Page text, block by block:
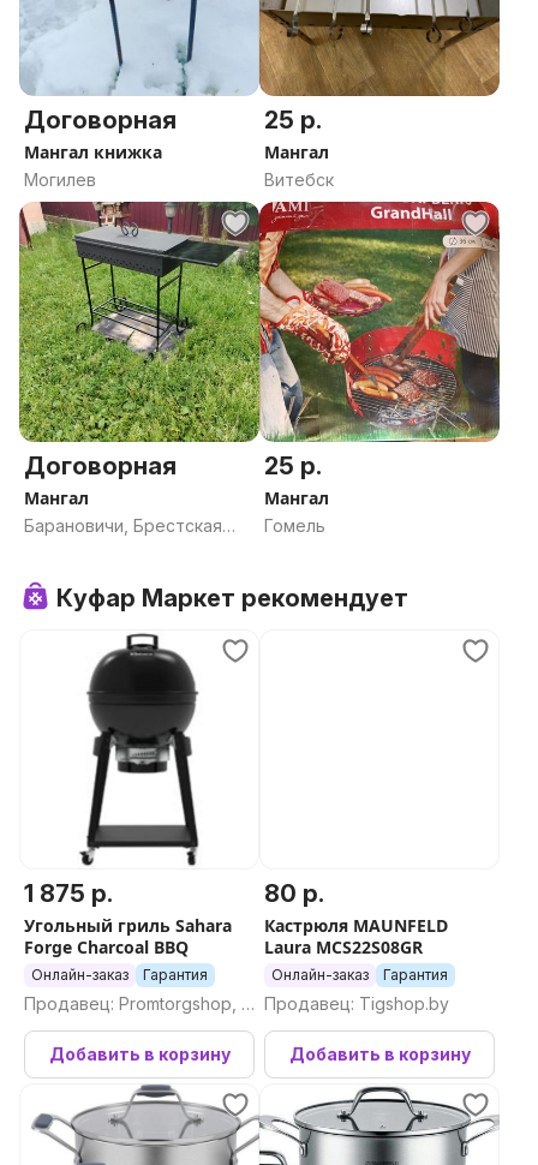
Договорная
Мангал книжка
Могилев
25 р.
Мангал
Витебск
Договорная
Мангал
Барановичи, Брестская
25 р.
Мангал
Гомель
Куфар Маркет рекомендует
1 875 р.
Угольный гриль Sahara
Forge Charcoal BBQ
Онлайн-заказ Гарантия
Продавец: Promtorgshop, П
ромторгшоп
Добавить в корзину
80 р.
Кастрюля MAUNFELD
Laura MCS22S08GR
Онлайн-заказ Гарантия
Продавец: Tigshop.by
Добавить в корзину